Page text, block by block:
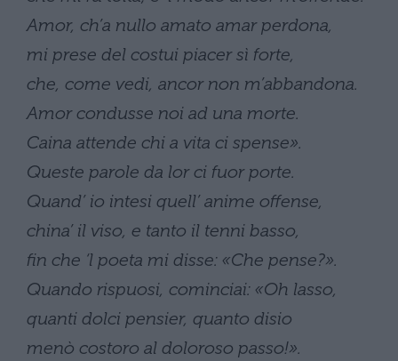
Amor, ch’a nullo amato amar perdona,
mi prese del costui piacer sì forte,
che, come vedi, ancor non m’abbandona.
Amor condusse noi ad una morte.
Caina attende chi a vita ci spense».
Queste parole da lor ci fuor porte.
Quand’ io intesi quell’ anime offense,
china’ il viso, e tanto il tenni basso,
fin che ‘l poeta mi disse: «Che pense?».
Quando rispuosi, cominciai: «Oh lasso,
quanti dolci pensier, quanto disio
menò costoro al doloroso passo!».